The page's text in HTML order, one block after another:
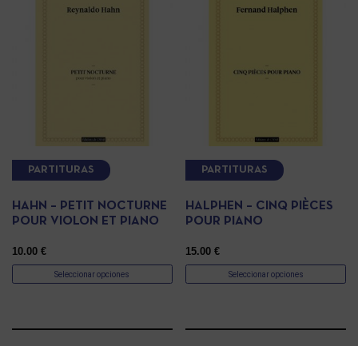
PARTITURAS
HAHN – PETIT NOCTURNE
POUR VIOLON ET PIANO
10.00 €
Seleccionar opciones
PARTITURAS
HALPHEN – CINQ PIÈCES
POUR PIANO
15.00€
Seleccionar opciones